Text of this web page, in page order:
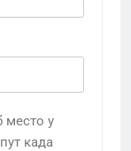
место у
када